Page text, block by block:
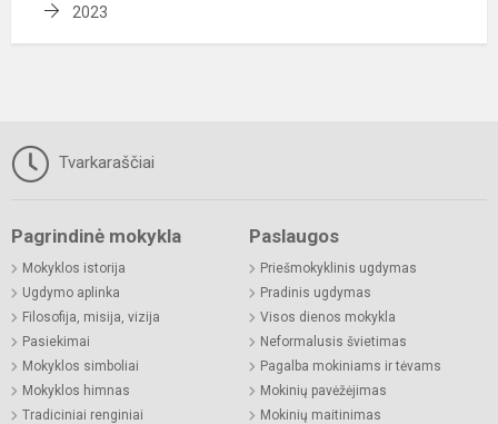
2023
Tvarkaraščiai
Pagrindinė mokykla
Mokyklos istorija
Ugdymo aplinka
Filosofija, misija, vizija
Pasiekimai
Mokyklos simboliai
Mokyklos himnas
Tradiciniai renginiai
Paslaugos
Priešmokyklinis ugdymas
Pradinis ugdymas
Visos dienos mokykla
Neformalusis švietimas
Pagalba mokiniams ir tėvams
Mokinių pavėžėjimas
Mokinių maitinimas